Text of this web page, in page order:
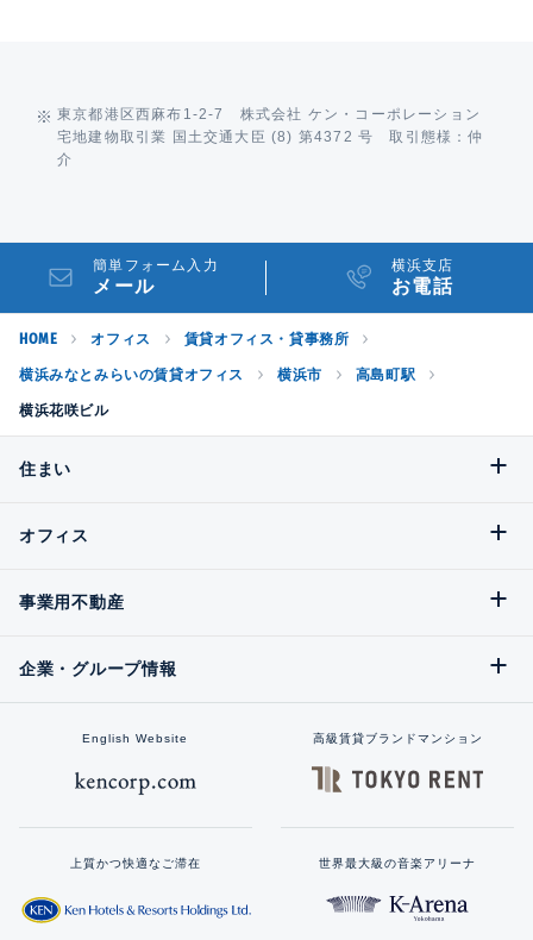
東京都港区西麻布1-2-7 株式会社 ケン・コーポレーション
宅地建物取引業 国土交通大臣 (8) 第4372 号 取引態様：仲
介
簡単フォーム入力
メール
横浜支店
お電話
HOME オフィス 賃貸オフィス・貸事務所
横浜みなとみらいの賃貸オフィス 横浜市 高島町駅
横浜花咲ビル
住まい
オフィス
事業用不動産
企業・グループ情報
English Website 高級賃貸ブランドマンション
上質かつ快適なご滞在 世界最大級の音楽アリーナ